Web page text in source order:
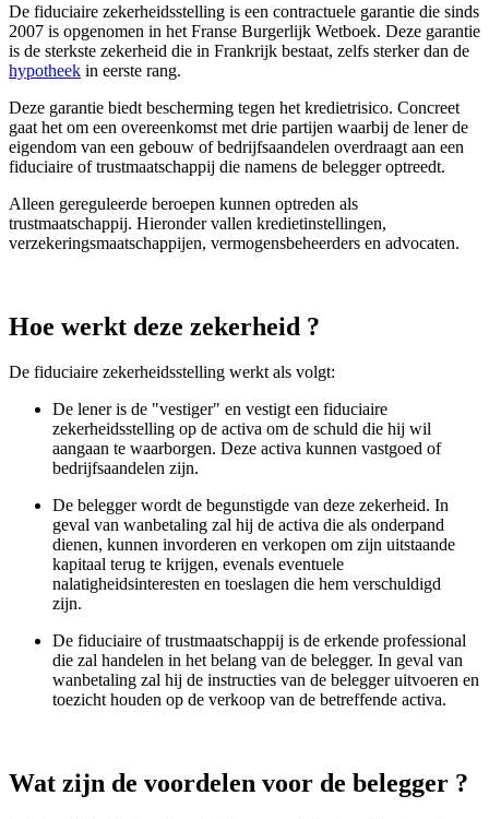
De fiduciaire zekerheidsstelling is een contractuele garantie die sinds
2007 is opgenomen in het Franse Burgerlijk Wetboek. Deze garantie
is de sterkste zekerheid die in Frankrijk bestaat, zelfs sterker dan de
hypotheek in eerste rang.
Deze garantie biedt bescherming tegen het kredietrisico. Concreet
gaat het om een overeenkomst met drie partijen waarbij de lener de
eigendom van een gebouw of bedrijfsaandelen overdraagt aan een
fiduciaire of trustmaatschappij die namens de belegger optreedt.
Alleen gereguleerde beroepen kunnen optreden als
trustmaatschappij. Hieronder vallen kredietinstellingen,
verzekeringsmaatschappijen, vermogensbeheerders en advocaten.
Hoe werkt deze zekerheid ?
De fiduciaire zekerheidsstelling werkt als volgt:
De lener is de "vestiger" en vestigt een fiduciaire
zekerheidsstelling op de activa om de schuld die hij wil
aangaan te waarborgen. Deze activa kunnen vastgoed of
bedrijfsaandelen zijn.
De belegger wordt de begunstigde van deze zekerheid. In
geval van wanbetaling zal hij de activa die als onderpand
dienen, kunnen invorderen en verkopen om zijn uitstaande
kapitaal terug te krijgen, evenals eventuele
nalatigheidsinteresten en toeslagen die hem verschuldigd
zijn.
De fiduciaire of trustmaatschappij is de erkende professional
die zal handelen in het belang van de belegger. In geval van
wanbetaling zal hij de instructies van de belegger uitvoeren en
toezicht houden op de verkoop van de betreffende activa.
Wat zijn de voordelen voor de belegger ?